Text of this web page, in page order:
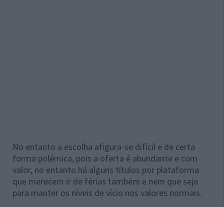
No entanto a escolha afigura-se difícil e de certa
forma polémica, pois a oferta é abundante e com
valor, no entanto há alguns títulos por plataforma
que merecem ir de férias também e nem que seja
para manter os níveis de vício nos valores normais.